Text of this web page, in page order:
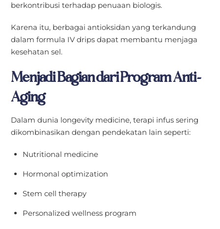
berkontribusi terhadap penuaan biologis.
Karena itu, berbagai antioksidan yang terkandung
dalam formula IV drips dapat membantu menjaga
kesehatan sel.
Menjadi Bagian dari Program Anti-
Aging
Dalam dunia longevity medicine, terapi infus sering
dikombinasikan dengan pendekatan lain seperti:
Nutritional medicine
Hormonal optimization
Stem cell therapy
Personalized wellness program